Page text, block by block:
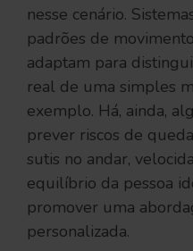
nesse cenário.
padrões de
adaptam para
real de uma simples
exemplo. Há, ainda,
prever riscos de
sutis no andar,
equilíbrio da pessoa
promover uma
personalizada.